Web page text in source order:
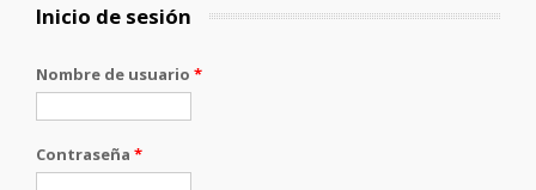
Inicio de sesión
Nombre de usuario *
Contraseña *